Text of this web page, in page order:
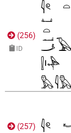
(256)
ID
(257)